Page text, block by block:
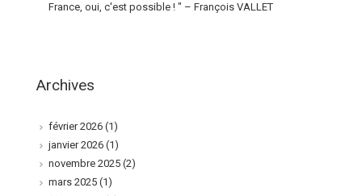
France, oui, c'est possible ! " – François VALLET
Archives
février 2026 (1)
janvier 2026 (1)
novembre 2025 (2)
mars 2025 (1)